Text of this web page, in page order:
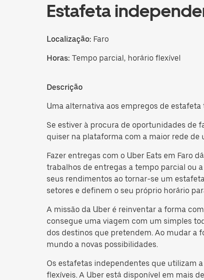
Estafeta
Localização: Faro
Horas: Tempo parcial, horário flexível
Descrição
Uma alternativa aos empregos de estafeta
Se estiver à procura de oportunidades de
quiser na plataforma com a maior rede de
Fazer entregas com o Uber Eats em Faro
trabalhos de entregas a tempo parcial ou
seus rendimentos ao tornar-se um
setores e definem o seu próprio horário
A missão da Uber é reinventar a forma
consegue uma viagem com um simples
dos destinos que pretendem. Ao mudar a
mundo a novas possibilidades.
Os estafetas independentes que utilizam
flexíveis. A Uber está disponível em mais